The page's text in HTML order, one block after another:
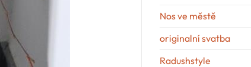
Nos ve městě
originalní svatba
Radushstyle